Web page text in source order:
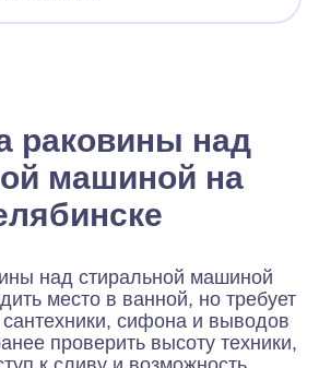
раковины над
машиной на
над стиральной машиной
место в ванной, но требует
сантехники, сифона и выводов
проверить высоту техники,